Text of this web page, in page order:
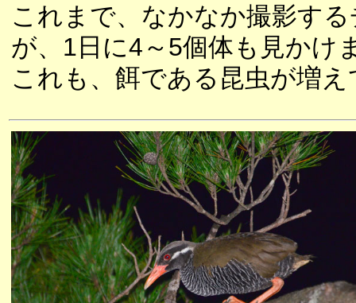
これまで、なかなか撮影す
が、1日に4～5個体も見かけ
これも、餌である昆虫が増